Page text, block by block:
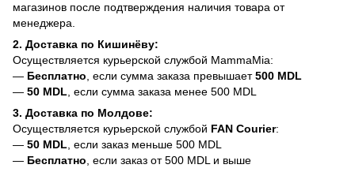
магазинов после подтверждения наличия товара от
менеджера.
2. Доставка по Кишинёву:
Осуществляется курьерской службой MammaMia:
— Бесплатно, если сумма заказа превышает500 MDL
— 50 MDL, если сумма заказа менее 500 MDL
3. Доставка по Молдове:
Осуществляется курьерской службой FAN Courier:
— 50 MDL, если заказ меньше 500 MDL
— Бесплатно, если заказ от 500 MDL и выше